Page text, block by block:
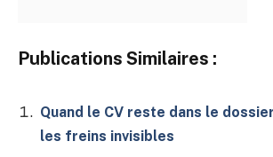
Publications Similaires :
Quand le CV reste dans le
les freins invisibles